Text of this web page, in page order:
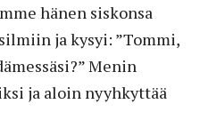
hänen siskonsa
ja kysyi: ”Tommi,
Menin
ja aloin nyyhkyttää